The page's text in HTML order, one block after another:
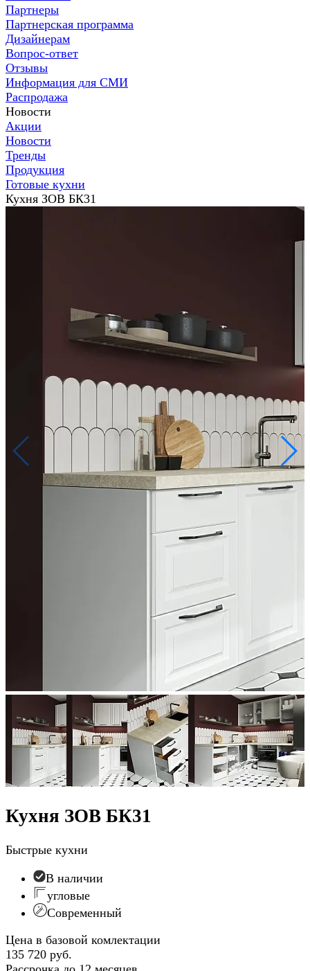
Партнеры
Партнерская программа
Дизайнерам
Вопрос-ответ
Отзывы
Информация для СМИ
Распродажа
Новости
Акции
Новости
Тренды
Продукция
Готовые кухни
Кухня ЗОВ БК31
Кухня ЗОВ БК31
Быстрые кухни
В наличии
угловые
Современный
Цена в базовой комлектации
135 720 руб.